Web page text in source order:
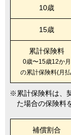
10歳
15歳
累計保険料
0歳〜15歳12か月
の累計保険料(月
累計保険料は、
た場合の保険料
補償割合